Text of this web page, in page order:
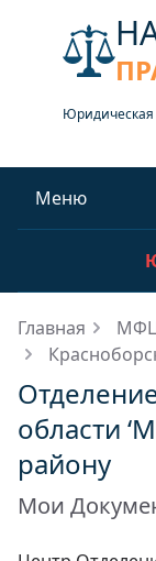
Меню
Главная
области
району
Мои